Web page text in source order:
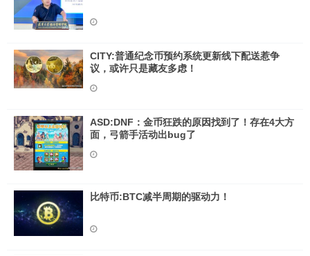
CITY:普通纪念币预约系统更新线下配送惹争
议，或许只是藏友多虑！
ASD:DNF：金币狂跌的原因找到了！存在4大方
面，弓箭手活动出bug了
比特币:BTC减半周期的驱动力！